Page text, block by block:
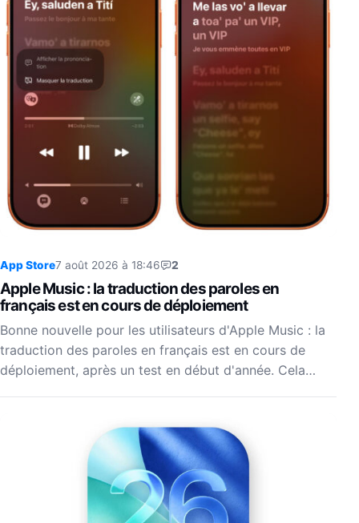
App Store7 août 2026 à 18:46 2
Apple Music : la traduction des paroles en
français est en cours de déploiement
Bonne nouvelle pour les utilisateurs d'Apple Music : la
traduction des paroles en français est en cours de
déploiement, après un test en début d'année. Cela…